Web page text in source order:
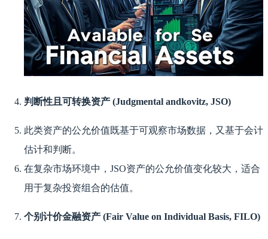
判断性且可转换资产 (Judgmental andkovitz, JSO)
此类资产的公允价值既基于可观察市场数据，又基于会计
估计和判断。
在复杂市场环境中，JSO资产的公允价值变化较大，适合
用于复杂投资组合的估值。
个别计价金融资产 (Fair Value on Individual Basis, FILO)